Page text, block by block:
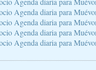
Agenda diaria para
Agenda diaria para
Agenda diaria para
Agenda diaria para